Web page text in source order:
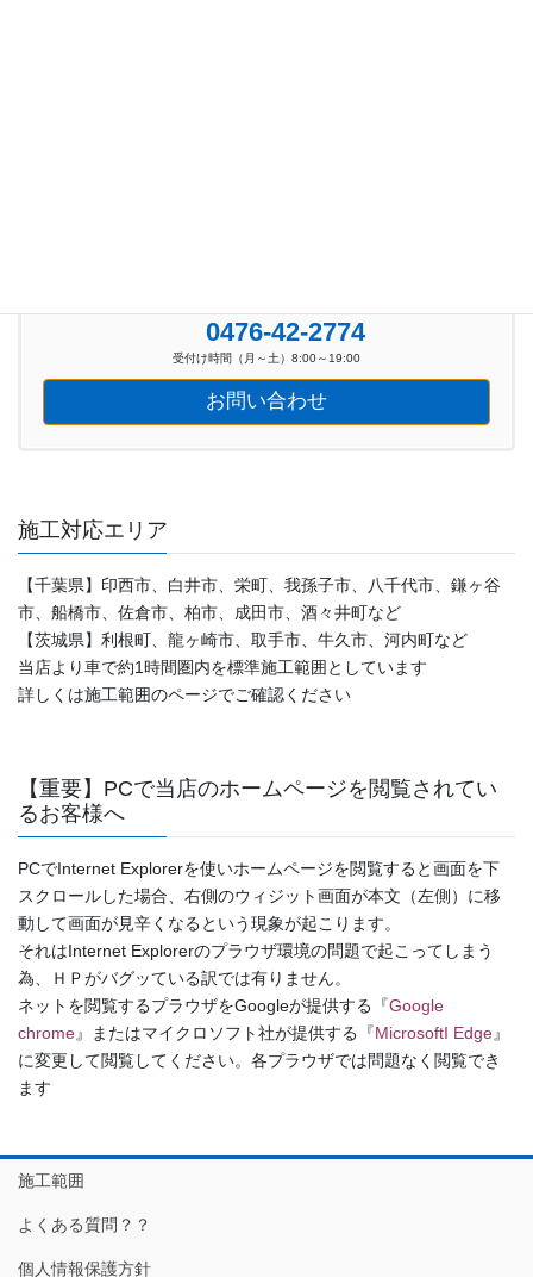
0476-42-2774
受付け時間（月～土）8:00～19:00
お問い合わせ
施工対応エリア
【千葉県】印西市、白井市、栄町、我孫子市、八千代市、鎌ヶ谷
市、船橋市、佐倉市、柏市、成田市、酒々井町など
【茨城県】利根町、龍ヶ崎市、取手市、牛久市、河内町など
当店より車で約1時間圏内を標準施工範囲としています
詳しくは施工範囲のページでご確認ください
【重要】PCで当店のホームページを閲覧されてい
るお客様へ
PCでInternet Explorerを使いホームページを閲覧すると画面を下
スクロールした場合、右側のウィジット画面が本文（左側）に移
動して画面が見辛くなるという現象が起こります。
それはInternet Explorerのプラウザ環境の問題で起こってしまう
為、ＨＰがバグッている訳では有りません。
ネットを閲覧するプラウザをGoogleが提供する『Google
chrome』またはマイクロソフト社が提供する『MicrosoftI Edge』
に変更して閲覧してください。各プラウザでは問題なく閲覧でき
ます
施工範囲
よくある質問？？
個人情報保護方針